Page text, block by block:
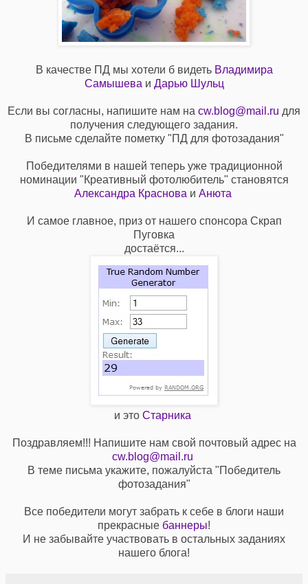
В качестве ПД мы хотели б видеть Владимира
Самышева и Дарью Шульц
Если вы согласны, напишите нам на cw.blog@mail.ru для
получения следующего задания.
В письме сделайте пометку "ПД для фотозадания"
Победителями в нашей теперь уже традиционной
номинации "Креативный фотолюбитель" становятся
Александра Краснова и Анюта
И самое главное, приз от нашего спонсора Скрап
Пуговка
достаётся...
и это Старника
Поздравляем!!! Напишите нам свой почтовый адрес на
cw.blog@mail.ru
В теме письма укажите, пожалуйста "Победитель
фотозадания"
Все победители могут забрать к себе в блоги наши
прекрасные баннеры!
И не забывайте участвовать в остальных заданиях
нашего блога!